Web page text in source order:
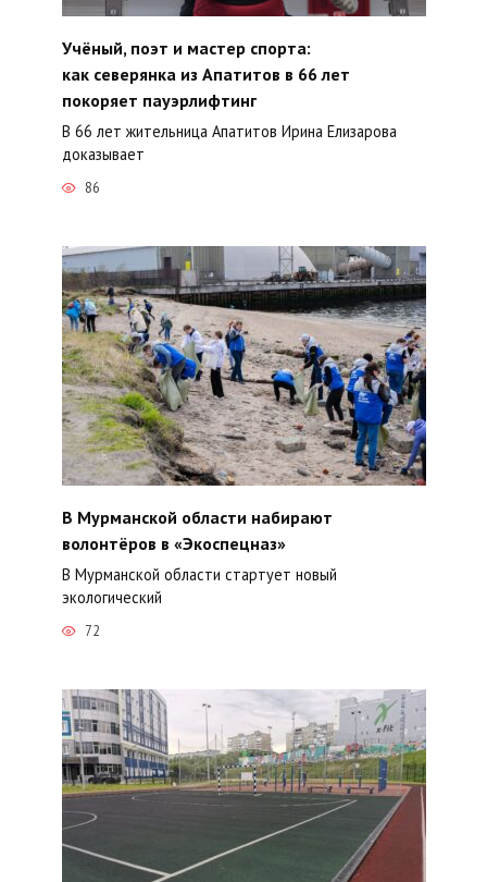
Учёный, поэт и мастер спорта:
как северянка из Апатитов в 66 лет
покоряет пауэрлифтинг
В 66 лет жительница Апатитов Ирина Елизарова
доказывает
86
В Мурманской области набирают
волонтёров в «Экоспецназ»
В Мурманской области стартует новый
экологический
72